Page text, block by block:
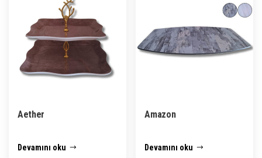
Aether
Devamını oku
Amazon
Devamını oku